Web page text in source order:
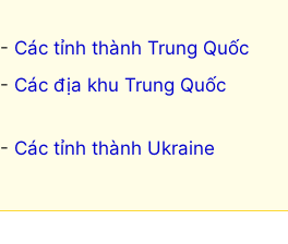
Các tỉnh thành Trung Quốc
Các địa khu Trung Quốc
Các tỉnh thành Ukraine